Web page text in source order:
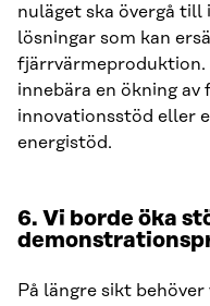
nuläget ska övergå
lösningar som kan
innebära en ökning
innovationsstöd eller
energistöd.
6. Vi borde öka
På längre sikt